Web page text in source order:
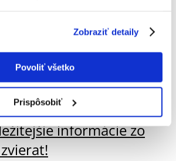
Zobraziť detaily
Povoliť všetko
Prispôsobiť
povahou. Na Slovensku sa častejšie
ale ide o toho istého vtáka. Tieto štíhle,
informácie zo